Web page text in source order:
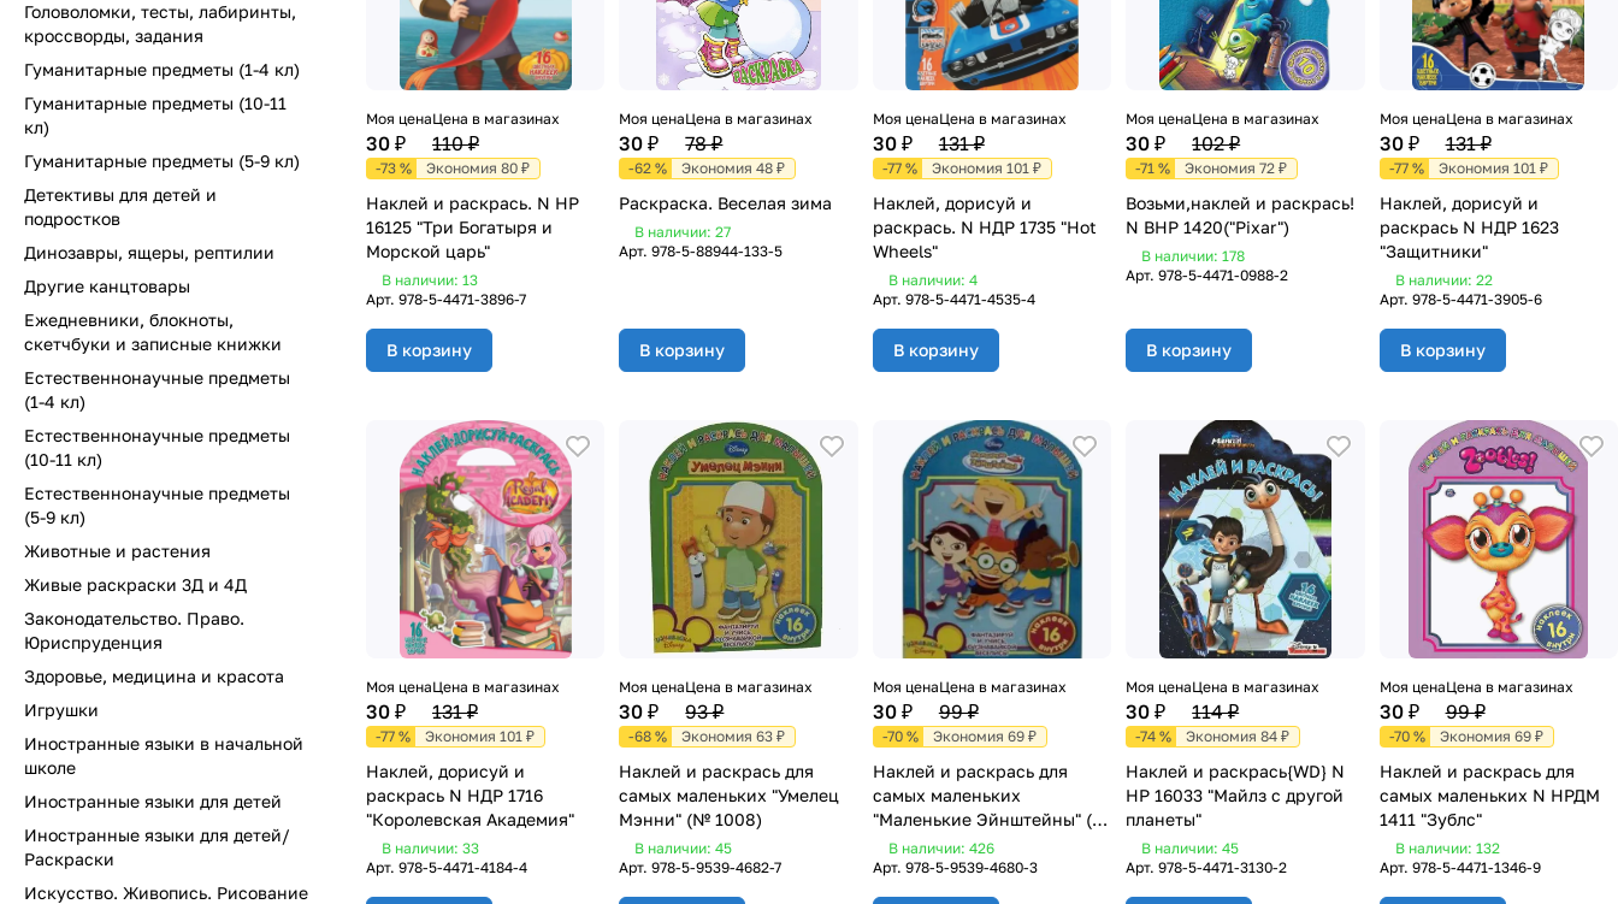
Моя цена
30 ₽
Цена в магазинах
110 ₽
-73 % Экономия 80 ₽
Наклей и раскрась. N НР
16125 "Три Богатыря и
Морской царь"
В наличии: 13
Арт. 978-5-4471-3896-7
В корзину
Моя цена
30 ₽
Цена в магазинах
78 ₽
-62 % Экономия 48 ₽
Раскраска. Веселая зима
В наличии: 27
Арт.978-5-88944-133-5
В корзину
Моя цена
30 ₽
Цена в магазинах
131 ₽
-77 % Экономия 101 ₽
Наклей, дорисуй и
раскрась. N НДР 1735 "Hot
Wheels"
В наличии: 4
Арт. 978-5-4471-4535-4
В корзину
Моя цена
30 ₽
Цена в магазинах
102 ₽
-71 % Экономия 72 ₽
Возьми,наклей и раскрась!
N ВНР 1420("Pixar")
В наличии: 178
Арт.978-5-4471-0988-2
В корзину
Моя цена
30 ₽
Цена в магазинах
131 ₽
-77 % Экономия 101 ₽
Наклей, дорисуй и
раскрась N НДР 1623
"Защитники"
В наличии: 22
Арт. 978-5-4471-3905-6
В корзину
Моя цена
30 ₽
Цена в магазинах
131 ₽
-77 % Экономия 101 ₽
Наклей, дорисуй и
раскрась N НДР 1716
"Королевская Академия"
В наличии: 33
Арт. 978-5-4471-4184-4
Моя цена
30 ₽
Цена в магазинах
93 ₽
-68 % Экономия 63 ₽
Наклей и раскрась для
самых маленьких "Умелец
Мэнни" (№ 1008)
В наличии: 45
Арт.978-5-9539-4682-7
Моя цена
30 ₽
Цена в магазинах
99 ₽
-70 % Экономия 69 ₽
Наклей и раскрась для
самых маленьких
"Маленькие Эйнштейны" (№
1006)
В наличии: 426
Арт. 978-5-9539-4680-3
Моя цена
30 ₽
Цена в магазинах
114 ₽
-74 % Экономия 84 ₽
Наклей и раскрась{WD} N
НР 16033 "Майлз с другой
планеты"
В наличии: 45
Арт.978-5-4471-3130-2
Моя цена
30 ₽
Цена в магазинах
99 ₽
-70 % Экономия 69 ₽
Наклей и раскрась для
самых маленьких N НРДМ
1411 "Зублс"
В наличии: 132
Арт. 978-5-4471-1346-9
Головоломки, тесты, лабиринты,
кроссворды, задания
Гуманитарные предметы (1-4 кл)
Гуманитарные предметы (10-11
кл)
Гуманитарные предметы (5-9 кл)
Детективы для детей и
подростков
Динозавры, ящеры, рептилии
Другие канцтовары
Ежедневники, блокноты,
скетчбуки и записные книжки
Естественнонаучные предметы
(1-4 кл)
Естественнонаучные предметы
(10-11 кл)
Естественнонаучные предметы
(5-9 кл)
Животные и растения
Живые раскраски 3Д и 4Д
Законодательство. Право.
Юриспруденция
Здоровье, медицина и красота
Игрушки
Иностранные языки в начальной
школе
Иностранные языки для детей
Иностранные языки для детей/
Раскраски
Искусство. Живопись. Рисование